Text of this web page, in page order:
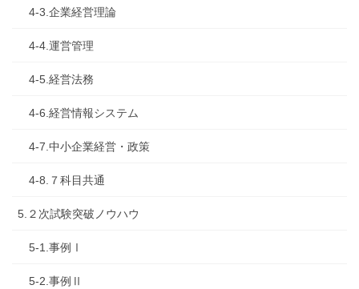
4-3.企業経営理論
4-4.運営管理
4-5.経営法務
4-6.経営情報システム
4-7.中小企業経営・政策
4-8.７科目共通
5.２次試験突破ノウハウ
5-1.事例Ⅰ
5-2.事例Ⅱ